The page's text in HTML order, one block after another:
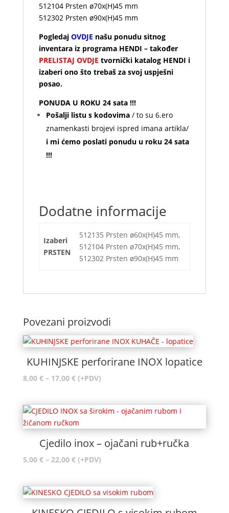
512104 Prsten ø70x(H)45 mm
512302 Prsten ø90x(H)45 mm
Pogledaj OVDJE našu ponudu sitnog
inventara iz programa HENDI – također
PRELISTAJ OVDJE tvornički katalog HENDI i
izaberi ono što trebaš za svoj uspješni
posao.
PONUDA U ROKU 24 sata !!!
Pošalji listu s kodovima/ to su 6.ero
znamenkasti brojevi ispred imana artikla/
i mi ćemo poslati ponudu u roku 24 sata
!!!
Dodatne informacije
Izaberi
PRSTEN
512135 Prsten ø60x(H)45 mm,
512104 Prsten ø70x(H)45 mm,
512302 Prsten ø90x(H)45 mm
Povezani proizvodi
KUHINJSKE perforirane INOX lopatice
8,00 € – 17,00 €Raspon
8,00 €
do
(+PDV)
Cjedilo inox – ojačani rub+ručka
5,00 € – 22,00 €Raspon
5,00 €
(+PDV)